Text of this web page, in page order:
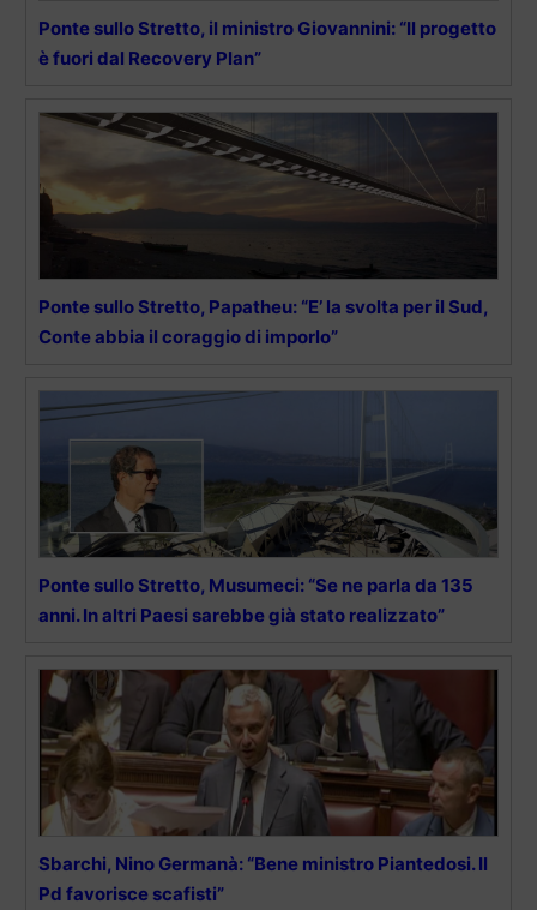
Ponte sullo Stretto, il ministro Giovannini: “Il progetto
è fuori dal Recovery Plan”
Ponte sullo Stretto, Papatheu: “E’ la svolta per il Sud,
Conte abbia il coraggio di imporlo”
Ponte sullo Stretto, Musumeci: “Se ne parla da 135
anni. In altri Paesi sarebbe già stato realizzato”
Sbarchi, Nino Germanà: “Bene ministro Piantedosi. Il
Pd favorisce scafisti”